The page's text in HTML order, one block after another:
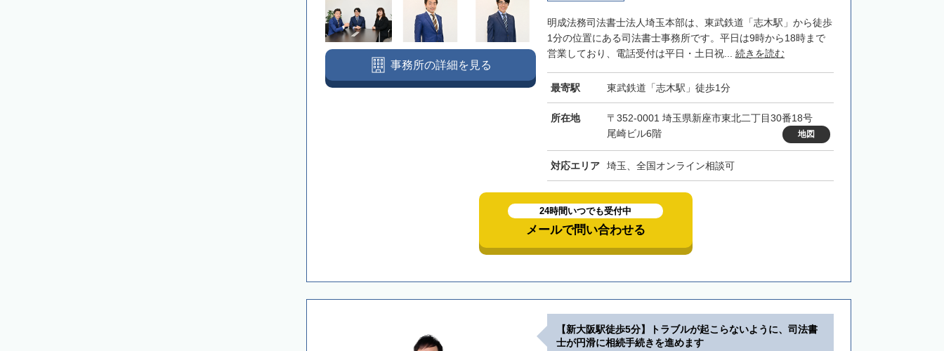
明成法務司法書士法人埼玉本部は、東武鉄道「志木駅」から徒歩
1分の位置にある司法書士事務所です。平日は9時から18時まで
営業しており、電話受付は平日・土日祝... 続きを読む
最寄駅 東武鉄道「志木駅」徒歩1分
所在地
〒352-0001 埼玉県新座市東北二丁目30番18号
尾崎ビル6階
地図
対応エリア 埼玉、全国オンライン相談可
事務所の詳細を見る
24時間いつでも受付中
メールで問い合わせる
【新大阪駅徒歩5分】トラブルが起こらないように、司法書
士が円滑に相続手続きを進めます